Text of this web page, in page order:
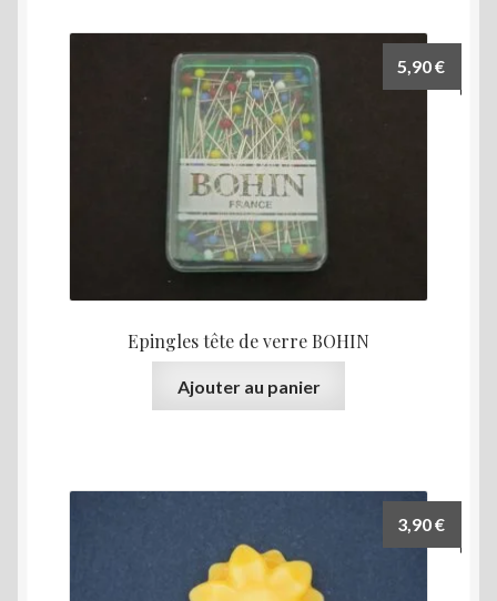
Epingles tête de verre BOHIN
5,90€
Ajouter au panier
3,90€